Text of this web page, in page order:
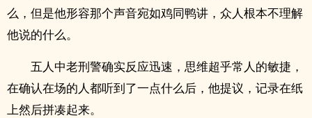
么，但是他形容那个声音宛如鸡同鸭讲，众人根本不理解
他说的什么。
五人中老刑警确实反应迅速，思维超乎常人的敏捷，
在确认在场的人都听到了一点什么后，他提议，记录在纸
上然后拼凑起来。